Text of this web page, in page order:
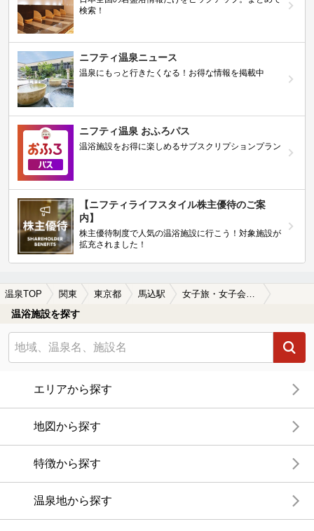
検索！
ニフティ温泉ニュース
温泉にもっと行きたくなる！お得な情報を掲載中
ニフティ温泉 おふろパス
温浴施設をお得に楽しめるサブスクリプションプラン
【ニフティライフスタイル株主優待のご案
内】
株主優待制度で人気の温浴施設に行こう！対象施設が
拡充されました！
温泉TOP 関東 東京都 馬込駅 女子旅・女子会におすすめの馬込駅近くの温泉、日帰り温泉、スーパー銭湯おすすめ
温浴施設を探す
エリアから探す
地図から探す
特徴から探す
温泉地から探す